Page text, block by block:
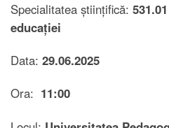
Specialitatea științifică:
educației
Data: 29.06.2025
Ora: 11:00